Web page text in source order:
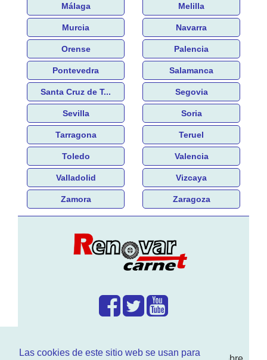
Las cookies de este sitio web se usan para
Málaga Melilla
Murcia Navarra
Orense Palencia
Pontevedra Salamanca
Santa Cruz de T... Segovia
Sevilla Soria
Tarragona Teruel
Toledo Valencia
Valladolid Vizcaya
Zamora Zaragoza